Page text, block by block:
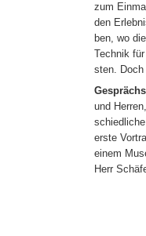
zum
den
ben, wo
Technik
sten.
und
erste
einem
Herr